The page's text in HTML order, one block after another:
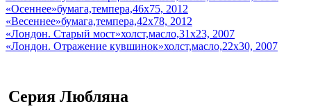
«Осеннее»бумага,темпера,46х75, 2012
«Весеннее»бумага,темпера,42х78, 2012
«Лондон. Старый мост»холст,масло,31х23, 2007
«Лондон. Отражение кувшинок»холст,масло,22х30, 2007
Серия Любляна